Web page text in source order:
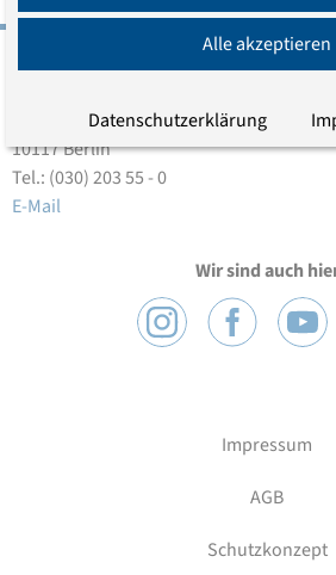
Charlottenstraße 53/54
10117 Berlin
Tel.: (030) 203 55 - 0
E-Mail
Wir sind auch
Impressum
AGB
Schutzkonzept
Alle akzeptieren
Datenschutzerklärung